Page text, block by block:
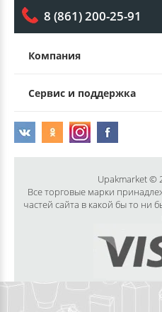
8 (861) 200-25-91
Компания
Сервис и поддержка
Upakmarket ©
Все торговые марки
частей сайта в какой бы то ни